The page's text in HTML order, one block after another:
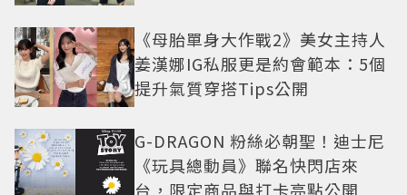
《母胎單身大作戰2》美女主持人
姜漢娜IG私服更是約會範本：5個
提升氣質穿搭Tips公開
G-DRAGON 粉絲必朝聖！迪士尼
《玩具總動員》聯名快閃店來
台，限定商品與打卡亮點公開